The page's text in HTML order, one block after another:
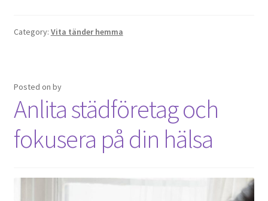
Category: Vita tänder hemma
Posted on by
Anlita städföretag och
fokusera på din hälsa